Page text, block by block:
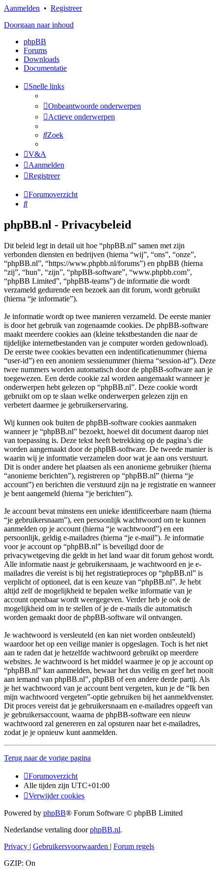
Aanmelden • Registreer
Doorgaan naar inhoud
phpBB
Forums
Downloads
Documentatie
Snelle links
Onbeantwoorde onderwerpen
Actieve onderwerpen
Zoek
V&A
Aanmelden
Registreer
Forumoverzicht
Zoek
phpBB.nl - Privacybeleid
Dit beleid legt in detail uit hoe “phpBB.nl” samen met zijn
verbonden diensten en bedrijven (hierna “wij”, “ons”, “onze”,
“phpBB.nl”, “https://www.phpbb.nl/forums”) en phpBB (hierna
“zij”, “hun”, “zijn”, “phpBB-software”, “www.phpbb.com”,
“phpBB Limited”, “phpBB-teams”) de informatie die wordt
verzameld gedurende een bezoek aan dit forum, wordt gebruikt
(hierna “je informatie”).
Je informatie wordt op twee manieren verzameld. De eerste manier
is door het gebruik van zogenaamde cookies. De phpBB-software
maakt meerdere cookies aan (kleine tekstbestanden die naar de
tijdelijke internetbestanden van je computer worden gedownload).
De eerste twee cookies bevatten een indentificatienummer (hierna
“user-id”) en een anoniem sessienummer (hierna “session-id”). Deze
twee nummers worden automatisch door de phpBB-software aan je
toegewezen. Een derde cookie zal worden aangemaakt wanneer je
onderwerpen hebt gelezen op “phpBB.nl”. Deze cookie wordt
gebruikt om op te slaan welke onderwerpen gelezen zijn en
verbetert daarmee je gebruikerservaring.
Wij kunnen ook buiten de phpBB-software cookies aanmaken
wanneer je “phpBB.nl” bezoekt, hoewel dit document daarop niet
van toepassing is. Deze tekst heeft betrekking op de pagina’s die
worden aangemaakt door de phpBB-software. De tweede manier is
waarin wij je informatie verzamelen door wat je aan ons verstuurt.
Dit is onder andere het plaatsen als een anonieme gebruiker (hierna
“anonieme berichten”), registreren op “phpBB.nl” (hierna “je
account”) en berichten die verstuurd zijn na je registratie en wanneer
je bent aangemeld (hierna “je berichten”).
Je account bevat minstens een unieke identificeerbare naam (hierna
“je gebruikersnaam”), een persoonlijk wachtwoord om te kunnen
aanmelden op je account (hierna “je wachtwoord”) en een
persoonlijk, geldig e-mailadres (hierna “je e-mail”). Je informatie
voor je account op “phpBB.nl” is beveiligd door de
privacywetgeving die geldt in het land waar dit forum gehost wordt.
Alle informatie naast je gebruikersnaam, je wachtwoord en je e-
mailadres die vereist is bij het registratieproces op “phpBB.nl” is
verplicht of optioneel, dat is een keuze van “phpBB.nl”. Je hebt
altijd zelf de mogelijkheid te bepalen welke informatie van je
account openbaar wordt weergegeven. Verder heb je ook de
mogelijkheid om in te stellen of je de e-mails die automatisch
worden gemaakt door de phpBB-software wil ontvangen.
Je wachtwoord is versleuteld (en kan niet worden ontsleuteld)
waardoor het op een veilige manier is opgeslagen. Toch is het niet
aan te raden dat je hetzelfde wachtwoord gebruikt op meerdere
websites. Je wachtwoord is het middel waarmee je op je account op
“phpBB.nl” kan aanmelden, bewaar het dus veilig en geef het nooit
aan iemand van phpBB.nl”, phpBB of een andere derde partij. Als
je het wachtwoord van je account bent vergeten, kun je de “Ik ben
mijn wachtwoord vergeten”-optie gebruiken bij het aanmeldvenster.
Dit proces vereist dat je gebruikersnaam en e-mailadres opgeeft van
je gebruikersaccount, waarna de phpBB-software een nieuw
wachtwoord zal genereren en zal opsturen naar het e-mailadres,
zodat je je opnieuw kunt aanmelden.
Terug naar de vorige pagina
Forumoverzicht
Alle tijden zijn UTC+01:00
Verwijder cookies
Powered by phpBB® Forum Software © phpBB Limited
Nederlandse vertaling doorphpBB.nl.
Privacy | Gebruikersvoorwaarden | Forum regels
GZIP: On